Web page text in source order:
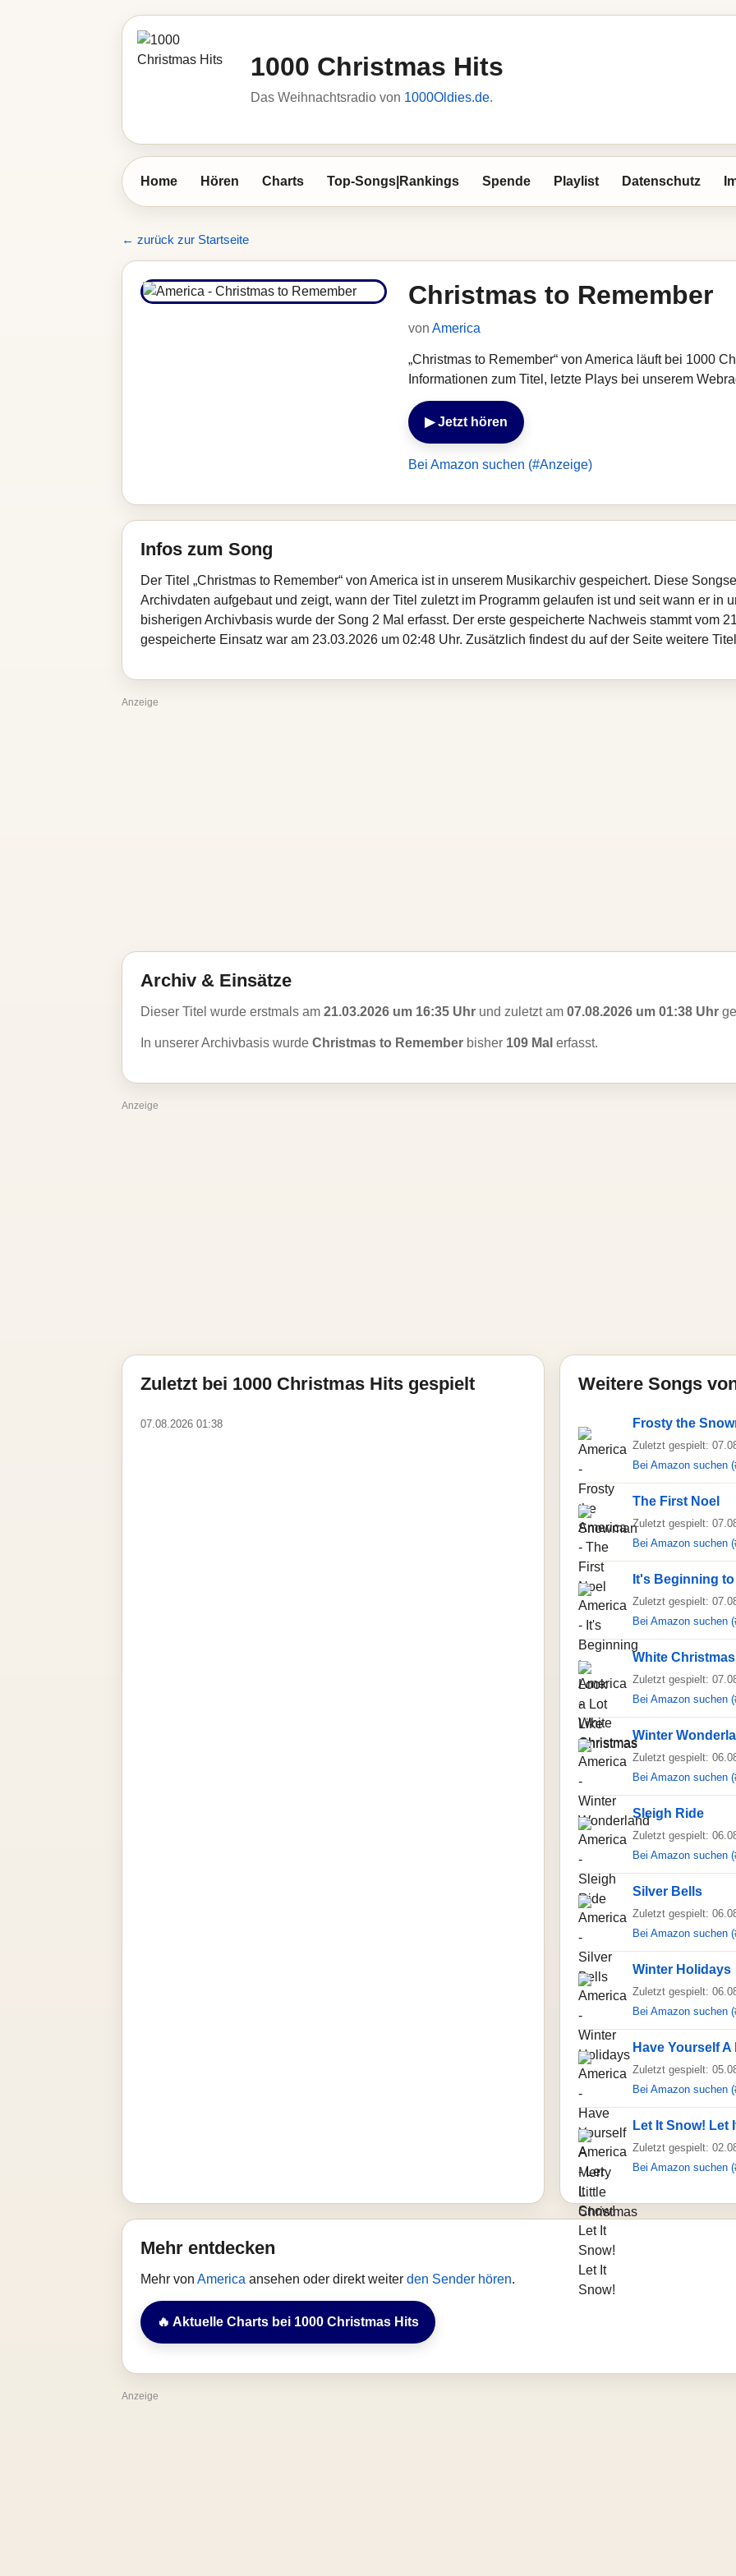
1000 Christmas Hits
Das Weihnachtsradio von 1000Oldies.de.
Home Hören Charts Top-Songs|Rankings Spende Playlist Datenschutz
← zurück zur Startseite
Christmas to Remember
von America
„Christmas to Remember“ von America läuft bei 1000
Informationen zum Titel, letzte Plays bei unserem
▶ Jetzt hören
Bei Amazon suchen (#Anzeige)
Infos zum Song
Der Titel „Christmas to Remember“ von America ist in unserem Musikarchiv gespeichert. Diese
Archivdaten aufgebaut und zeigt, wann der Titel zuletzt im Programm gelaufen ist und seit wann er in
bisherigen Archivbasis wurde der Song 2 Mal erfasst. Der erste gespeicherte Nachweis stammt vom
gespeicherte Einsatz war am 23.03.2026 um 02:48 Uhr. Zusätzlich findest du auf der Seite weitere
Anzeige
Archiv & Einsätze
Dieser Titel wurde erstmals am 21.03.2026 um 16:35 Uhr und zuletzt am 07.08.2026 um 01:38 Uhr
In unserer Archivbasis wurde Christmas to Remember bisher 109 Mal erfasst.
Anzeige
Zuletzt bei 1000 Christmas Hits gespielt
07.08.2026 01:38
Weitere Songs
Frosty the
Zuletzt gespielt:
Bei Amazon suchen
The First Noel
Zuletzt gespielt:
Bei Amazon suchen
It's Beginning
Zuletzt gespielt:
Bei Amazon suchen
White Christmas
Zuletzt gespielt:
Bei Amazon suchen
Winter
Zuletzt gespielt:
Bei Amazon suchen
Sleigh Ride
Zuletzt gespielt:
Bei Amazon suchen
Silver Bells
Zuletzt gespielt:
Bei Amazon suchen
Winter Holidays
Zuletzt gespielt:
Bei Amazon suchen
Have Yourself
Zuletzt gespielt:
Bei Amazon suchen
Let It Snow! Let
Zuletzt gespielt:
Bei Amazon suchen
Mehr entdecken
Mehr von America ansehen oder direkt weiter den Sender hören.
🔥 Aktuelle Charts bei 1000 Christmas Hits
Anzeige